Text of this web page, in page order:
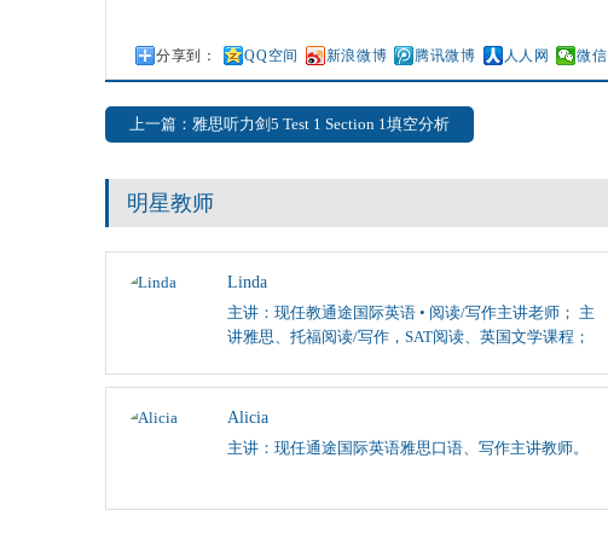
分享到： QQ空间 新浪微博 腾讯微博 人人网 微信
上一篇：雅思听力剑5 Test 1 Section 1填空分析
明星教师
Linda
主讲：现任教通途国际英语 • 阅读/写作主讲老师； 主
讲雅思、托福阅读/写作，SAT阅读、英国文学课程；
Alicia
主讲：现任通途国际英语雅思口语、写作主讲教师。